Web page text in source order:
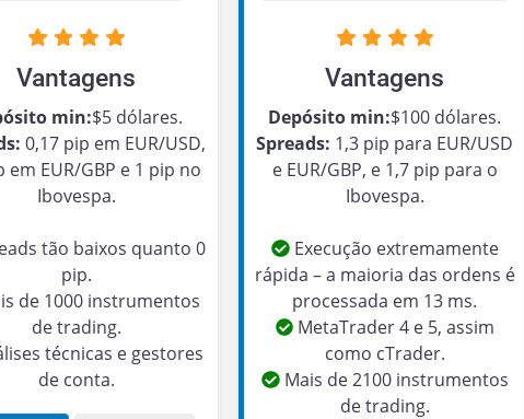
Vantagens
min:$5 dólares.
0,17 pip em EUR/USD,
em EUR/GBP e 1 pip no
Ibovespa.
tão baixos quanto 0
pip.
de 1000 instrumentos
de trading.
técnicas e gestores
de conta.
Vantagens
Depósito min:$100 dólares.
Spreads: 1,3 pip para EUR/USD
e EUR/GBP, e 1,7 pip para o
Ibovespa.
Execução extremamente
rápida – a maioria das ordens é
processada em 13 ms.
MetaTrader 4 e 5, assim
como cTrader.
Mais de 2100 instrumentos
de trading.